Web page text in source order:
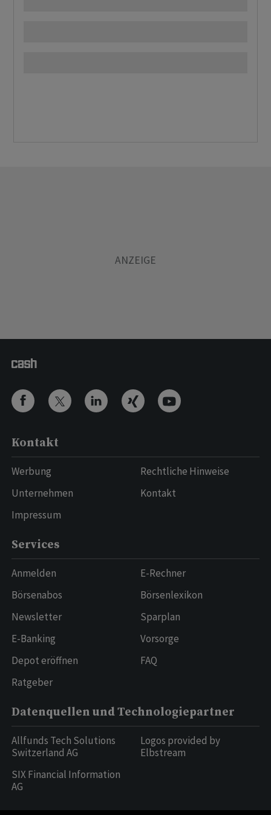
Kontakt
Werbung
Unternehmen
Impressum
Rechtliche Hinweise
Kontakt
Services
Anmelden
Börsenabos
Newsletter
E-Banking
Depot eröffnen
Ratgeber
E-Rechner
Börsenlexikon
Sparplan
Vorsorge
FAQ
Datenquellen und Technologiepartner
Allfunds Tech Solutions
Switzerland AG
SIX Financial Information
AG
Logos provided by
Elbstream